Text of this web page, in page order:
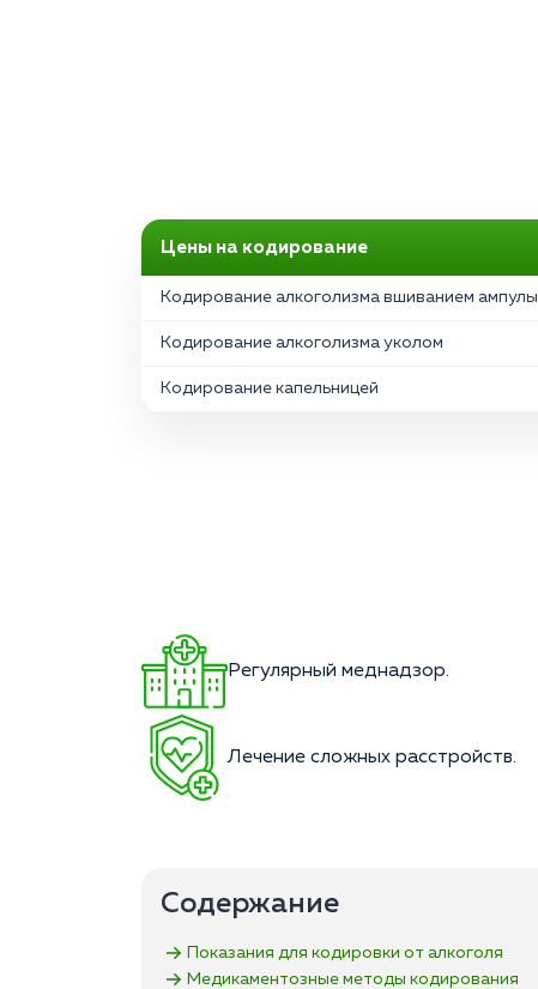
Цены на кодирование
Кодирование алкоголизма вшиванием ампулы
Кодирование алкоголизма уколом
Кодирование капельницей
Регулярный меднадзор.
Лечение сложных расстройств.
Содержание
Показания для кодировки от алкоголя
Медикаментозные методы кодирования